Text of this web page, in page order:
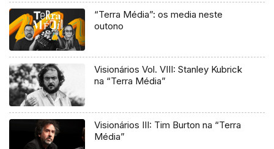
“Terra Média”: os media neste
outono
Visionários Vol. VIII: Stanley Kubrick
na “Terra Média”
Visionários III: Tim Burton na “Terra
Média”